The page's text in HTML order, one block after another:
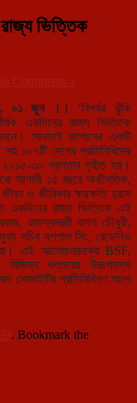
রাজ্য ভিত্তিক
Comments ↓
০১ জুন ।।
‘বিপর্যয় ঝুঁকি
একদিনের রাজ্য ভিত্তিক
সানডাই জাপানের একটি
১৮৭টি দেশের প্রতিনিধিদের
২০১৫-৩০ প্রস্তাব গৃহীত হয়।
আগামী ১৫ বছরে অর্থনৈতিক,
ও জীবিকার ক্ষয়ক্ষতি হ্রাস
একদিনের রাজ্য ভিত্তিক এই
রাজস্বমন্ত্রী বাদল চৌধুরী,
সচিব যশপাল সিং, রেভেনিও
এই আলোচনাচক্রে BSF,
দপ্তরের উচ্চপদস্থ
সোসাইটির প্রতিনিধিগণ অংশ
. Bookmark the